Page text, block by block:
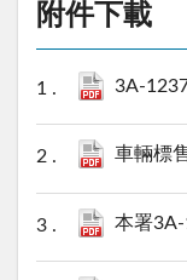
附件下載
3A-
車輛標
本署